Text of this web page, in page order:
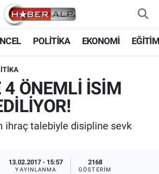
POLİTİKA EKONOMİ
4 ÖNEMLİ İSİM
ihraç talebiyle disipline sevk
13.02.2017 - 15:57
YAYINLANMA
2168
GÖSTERIM
Durumu ve Fikstür
Haberleri